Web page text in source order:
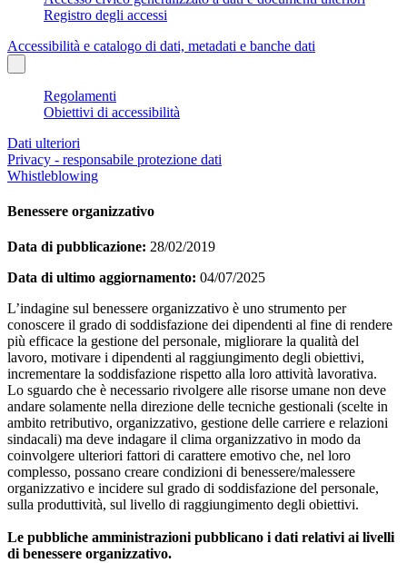
Registro degli accessi
Accessibilità e catalogo di dati, metadati e banche dati
Regolamenti
Obiettivi di accessibilità
Dati ulteriori
Privacy - responsabile protezione dati
Whistleblowing
Benessere organizzativo
Data di pubblicazione: 28/02/2019
Data di ultimo aggiornamento: 04/07/2025
L’indagine sul benessere organizzativo è uno strumento per
conoscere il grado di soddisfazione dei dipendenti al fine di rendere
più efficace la gestione del personale, migliorare la qualità del
lavoro, motivare i dipendenti al raggiungimento degli obiettivi,
incrementare la soddisfazione rispetto alla loro attività lavorativa.
Lo sguardo che è necessario rivolgere alle risorse umane non deve
andare solamente nella direzione delle tecniche gestionali (scelte in
ambito retributivo, organizzativo, gestione delle carriere e relazioni
sindacali) ma deve indagare il clima organizzativo in modo da
coinvolgere ulteriori fattori di carattere emotivo che, nel loro
complesso, possano creare condizioni di benessere/malessere
organizzativo e incidere sul grado di soddisfazione del personale,
sulla produttività, sul livello di raggiungimento degli obiettivi.
Le pubbliche amministrazioni pubblicano i dati relativi ai livelli
di benessere organizzativo.